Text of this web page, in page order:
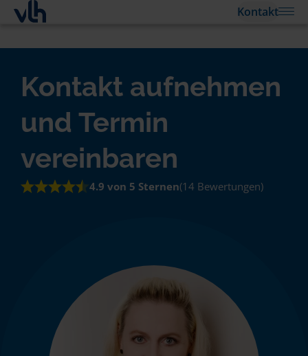
Kontakt
Kontakt aufnehmen
und Termin
vereinbaren
4.9 von 5 Sternen(14 Bewertungen)